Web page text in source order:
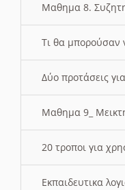
Μαθημα 8.
Τι θα μπορούσαν
Δύο προτάσεις
Μαθημα 9_
20 τροποι για
Εκπαιδευτικα